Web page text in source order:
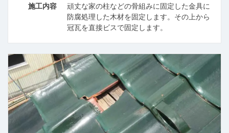
施工内容
頑丈な家の柱などの骨組みに固定した金具に
防腐処理した木材を固定します。その上から
冠瓦を直接ビスで固定します。